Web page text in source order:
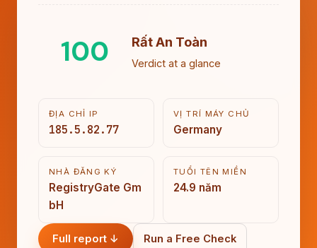
100 Rất An Toàn
Verdict at a glance
ĐỊA CHỈ IP
185.5.82.77
VỊ TRÍ MÁY CHỦ
Germany
NHÀ ĐĂNG KÝ
RegistryGate Gm
bH
TUỔI TÊN MIỀN
24.9 năm
Full report ↓ Run a Free Check